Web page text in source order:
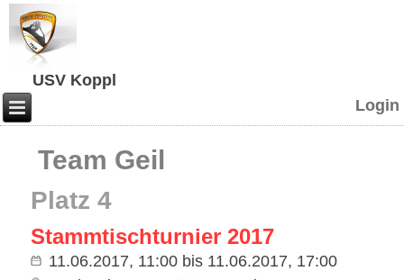
USV Koppl
Login
Team Geil
Platz 4
Stammtischturnier 2017
11.06.2017, 11:00 bis 11.06.2017, 17:00